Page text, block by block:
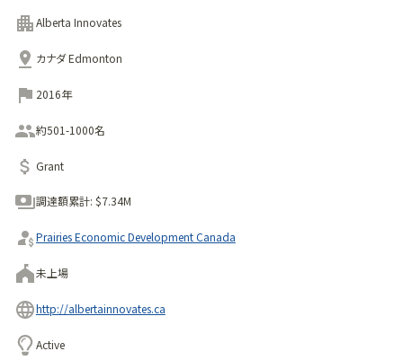
Alberta Innovates
カナダ Edmonton
2016年
約501-1000名
Grant
調達額累計: $7.34M
Prairies Economic Development Canada
未上場
http://albertainnovates.ca
Active